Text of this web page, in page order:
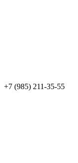
+7 (985) 211-35-55